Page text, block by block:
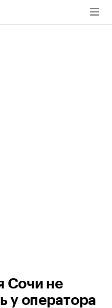
Сочи не
у оператора